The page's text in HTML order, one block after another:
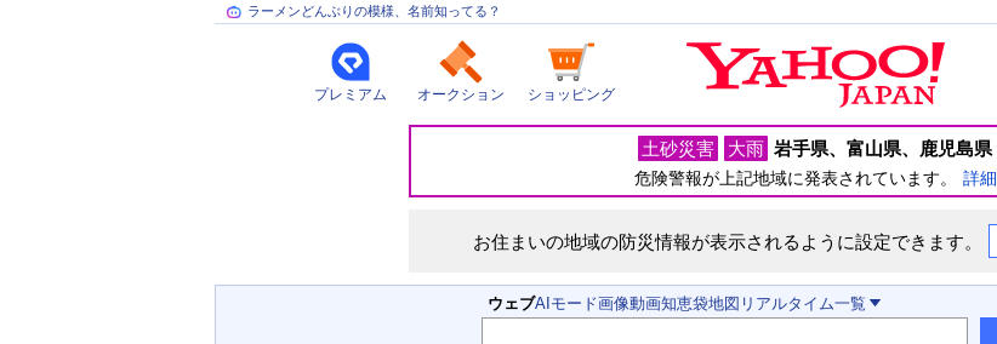
ラーメンどんぶりの模様、名前知ってる？
プレミアム オークション ショッピング
災
土砂災害 大雨 岩手県 富山県 鹿児島県
危険警報が上記地域に発表されています。 詳細
お住まいの地域の防災情報が表示されるように設定できます。
検
索
ウェブAIモード画像動画知恵袋地図 リアルタイム一覧